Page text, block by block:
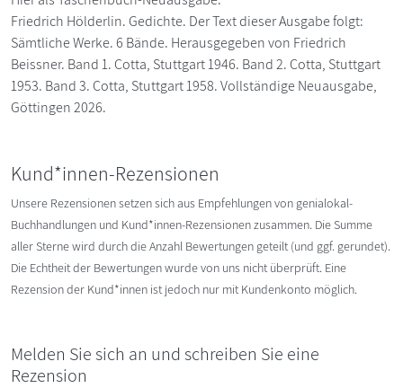
Friedrich Hölderlin. Gedichte. Der Text dieser Ausgabe folgt:
Sämtliche Werke. 6 Bände. Herausgegeben von Friedrich
Beissner. Band 1. Cotta, Stuttgart 1946. Band 2. Cotta, Stuttgart
1953. Band 3. Cotta, Stuttgart 1958. Vollständige Neuausgabe,
Göttingen 2026.
Kund*innen-Rezensionen
Unsere Rezensionen setzen sich aus Empfehlungen von genialokal-
Buchhandlungen und Kund*innen-Rezensionen zusammen. Die Summe
aller Sterne wird durch die Anzahl Bewertungen geteilt (und ggf. gerundet).
Die Echtheit der Bewertungen wurde von uns nicht überprüft. Eine
Rezension der Kund*innen ist jedoch nur mit Kundenkonto möglich.
Melden Sie sich an und schreiben Sie eine
Rezension